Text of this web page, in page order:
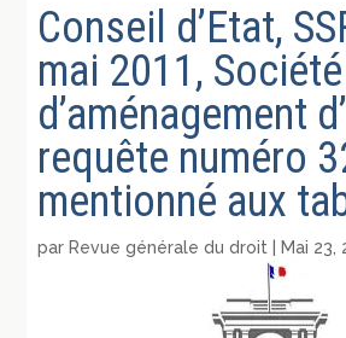
Conseil d’Etat,
mai 2011, Société
d’aménagement
requête numéro
mentionné aux
par Revue générale du droit Mai 23,